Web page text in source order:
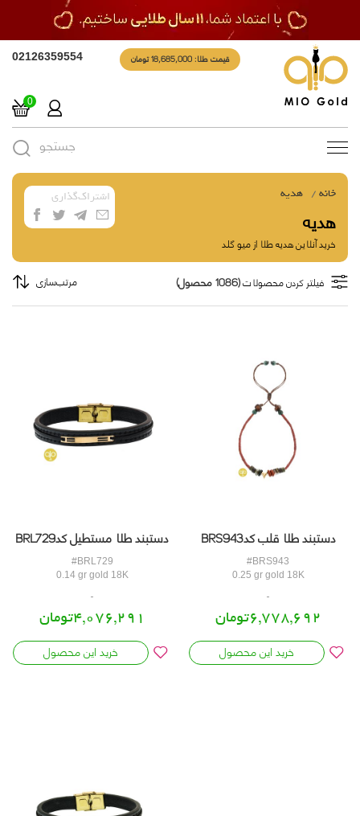
قیمت طلا: 18,685,000 تومان 02126359554
0
Toggle جستجو
خانه هدیه
هدیه
خرید آنلاین هدیه طلا از میو گلد
اشتراک‌گذاری
فیلتر کردن محصولات(1086 محصول) مرتب‌سازی
دستبند طلا قلب کدBRS943
#BRS943
0.25 gr gold 18K
6,778,692تومان
خرید این محصول
دستبند طلا مستطیل کدBRL729
#BRL729
0.14 gr gold 18K
4,076,291تومان
خرید این محصول